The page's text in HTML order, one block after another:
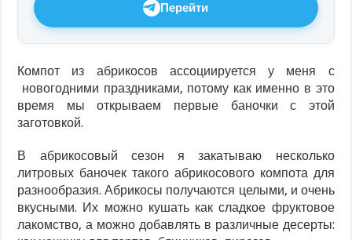
Перейти
Компот из абрикосов ассоциируется у меня с
новогодними праздниками, потому как именно в это
время мы открываем первые баночки с этой
заготовкой.
В абрикосовый сезон я закатываю несколько
литровых баночек такого абрикосового компота для
разнообразия. Абрикосы получаются целыми, и очень
вкусными. Их можно кушать как сладкое фруктовое
лакомство, а можно добавлять в различные десерты: